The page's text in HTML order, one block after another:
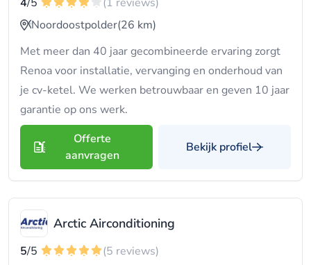
Noordoostpolder(26 km)
Met meer dan 40 jaar gecombineerde ervaring zorgt
Renoa voor installatie, vervanging en onderhoud van
je cv-ketel. We werken betrouwbaar en geven 10 jaar
garantie op ons werk.
Offerte
aanvragen
Bekijk profiel
Arctic Airconditioning
5/5
(5 reviews)